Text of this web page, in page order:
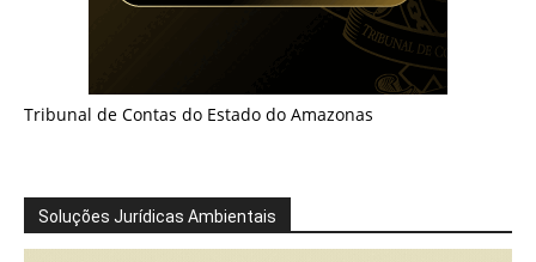
Tribunal de Contas do Estado do Amazonas
Soluções Jurídicas Ambientais